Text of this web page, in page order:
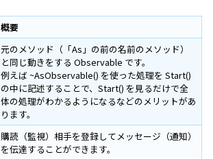
概要
元のメソッド（「As」の前の名前のメソッド）
と同じ動きをする Observable です。
例えば ~AsObservable() を使った処理を Start()
の中に記述することで、Start() を見るだけで全
体の処理がわかるようになるなどのメリットがあ
ります。
購読（監視）相手を登録してメッセージ（通知）
を伝達することができます。